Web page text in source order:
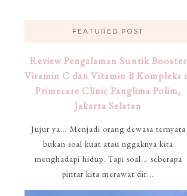
FEATURED POST
Review Pengalaman Suntik Booster
Vitamin C dan Vitamin B Kompleks
Primecare Clinic Panglima Polim,
Jakarta Selatan
Jujur ya... Menjadi orang dewasa ternyata
bukan soal kuat atau nggaknya kita
menghadapi hidup. Tapi soal... seberapa
pintar kita merawat dir...